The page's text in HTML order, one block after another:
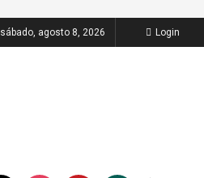
sábado, agosto 8, 2026 Login